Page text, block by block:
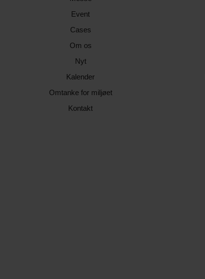
Event
Cases
Om os
Nyt
Kalender
Omtanke for miljøet
Kontakt